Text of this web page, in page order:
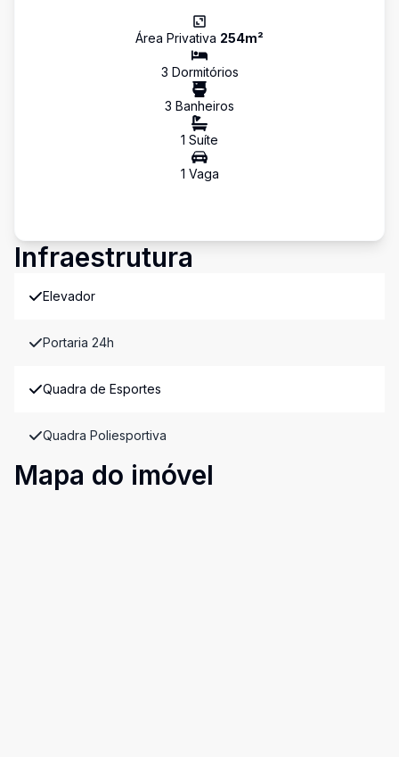
Área Privativa 254m²
3 Dormitórios
3 Banheiros
1 Suíte
1 Vaga
Infraestrutura
Elevador
Portaria 24h
Quadra de Esportes
Quadra Poliesportiva
Mapa do imóvel